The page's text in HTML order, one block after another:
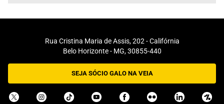
Rua Cristina Maria de Assis, 202 - Califórnia
Belo Horizonte - MG, 30855-440
SEJA SÓCIO GALO NA VEIA